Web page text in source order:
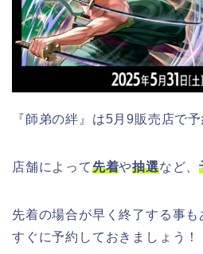
『師弟の絆』は5月9販売店で
店舗によって先着や抽選など、
先着の場合が早く終了する事
すぐに予約しておきましょう！